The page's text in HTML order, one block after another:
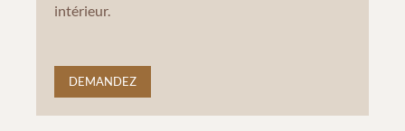
intérieur.
DEMANDEZ